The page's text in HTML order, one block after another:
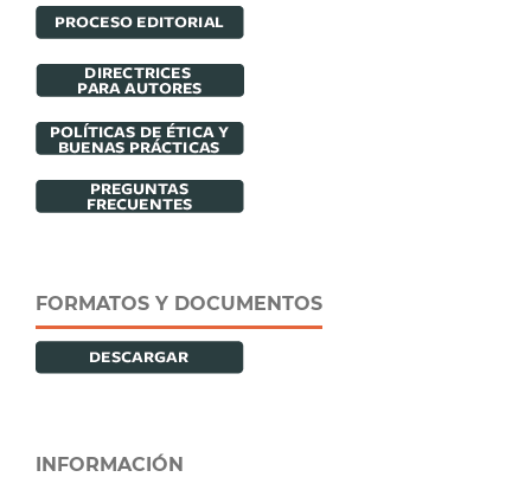
FORMATOS Y DOCUMENTOS
INFORMACIÓN